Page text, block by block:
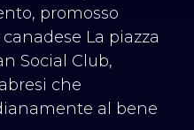
promosso
La piazza
Social Club,
che
al bene